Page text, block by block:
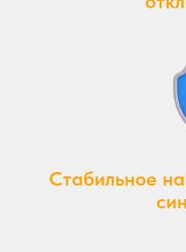
Стабильное